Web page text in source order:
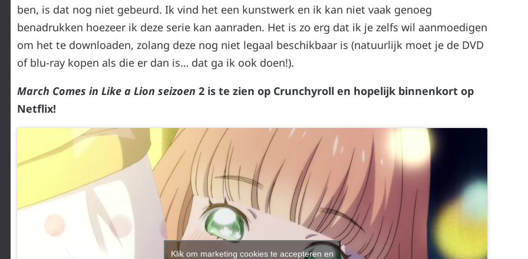
ben, is dat nog niet gebeurd. Ik vind het een kunstwerk en ik kan niet vaak genoeg
benadrukken hoezeer ik deze serie kan aanraden. Het is zo erg dat ik je zelfs wil aanmoedigen
om het te downloaden, zolang deze nog niet legaal beschikbaar is (natuurlijk moet je de DVD
of blu-ray kopen als die er dan is… dat ga ik ook doen!).
March Comes in Like a Lion seizoen 2 is te zien op Crunchyroll en hopelijk binnenkort op
Netflix!
Klik om marketing cookies te accepteren en